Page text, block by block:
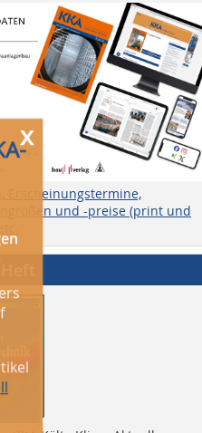
Erscheinungstermine,
und -preise (print und